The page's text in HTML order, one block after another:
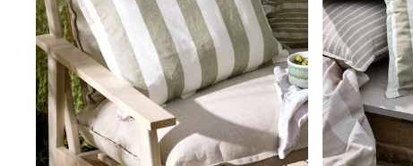
140 - 174cm
All Clothing
T-Shirts
Dresses
Shorts & Skirts
Coats & Jackets
Sweatshirts & Hoodies
Knitwear
Trousers & Leggings